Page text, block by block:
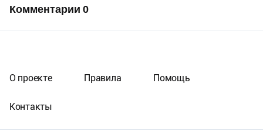
Комментарии 0
О проекте Правила Помощь
Контакты